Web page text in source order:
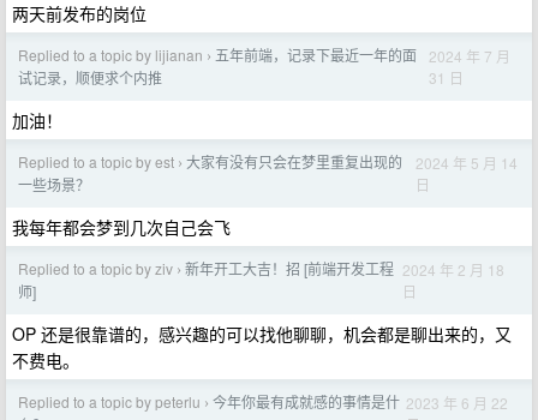
两天前发布的岗位
Replied to a topic by lijianan › 五年前端，记录下最近一年的面
试记录，顺便求个内推
2024 年 7 月
31 日
加油！
Replied to a topic by est › 大家有没有只会在梦里重复出现的
一些场景？
2024 年 5 月 14
日
我每年都会梦到几次自己会飞
Replied to a topic by ziv › 新年开工大吉！招 [前端开发工程
师]
2024 年 2 月 18
日
OP 还是很靠谱的，感兴趣的可以找他聊聊，机会都是聊出来的，又
不费电。
Replied to a topic by peterlu › 今年你最有成就感的事情是什 2023 年 6 月 22